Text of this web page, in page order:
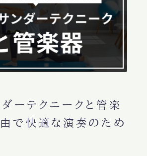
ーテクニークと管楽
由で快適な演奏のため